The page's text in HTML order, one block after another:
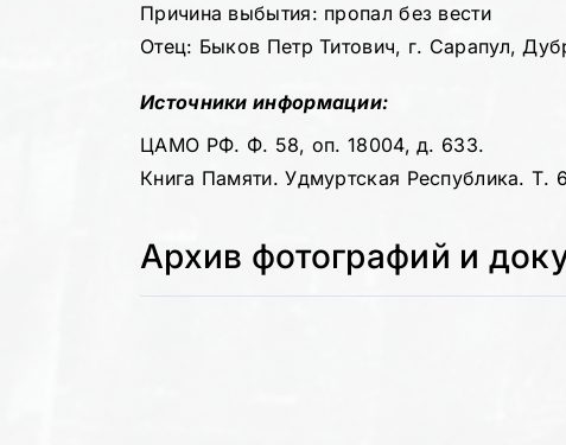
Причина выбытия: пропал без вести
Отец: Быков Петр Титович, г. Сарапул,
Источники информации:
ЦАМО РФ. Ф. 58, оп. 18004, д. 633.
Книга Памяти. Удмуртская Республика. Т.
Архив фотографий и